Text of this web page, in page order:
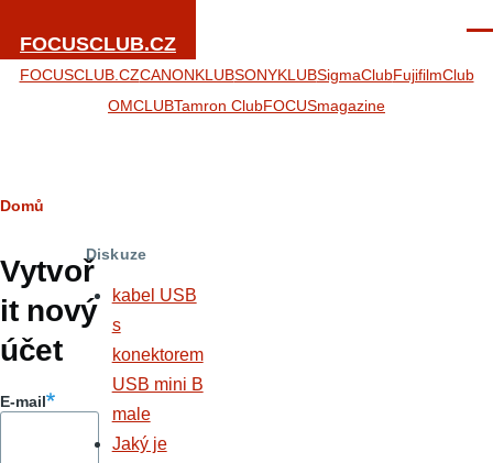
FOCUSCLUB.CZ
FOCUSCLUB.CZCANONKLUBSONYKLUBSigmaClubFujifilmClub
OMCLUBTamron ClubFOCUSmagazine
Hlavní
záložky
Drobečková
navigace
Domů
Vytvoř
it nový
účet
E-mail
Diskuze
kabel USB
s
konektorem
USB mini B
male
Jaký je